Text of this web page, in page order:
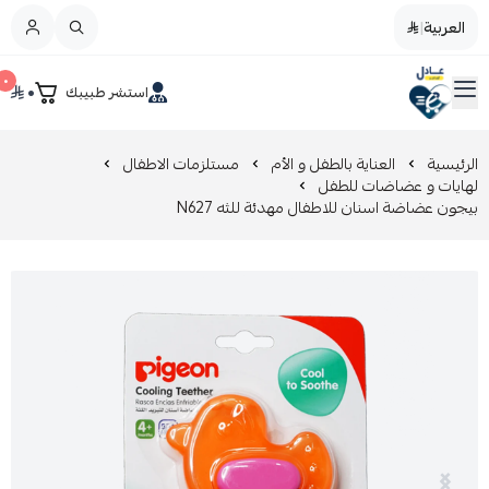
العربية|
صيدليات عادل استشر طبيبك ٠ ٠ القائمة الرئيسية
تخفيضات
المدونة
العناية بالجمال
مزيل طلاء الأظافر
العناية بالطفل و الأم
عرض الكل
العناية اليومية
الرئيسية العناية بالطفل و الأم مستلزمات الاطفال
لهايات و عضاضات للطفل
بيجون عضاضة اسنان للاطفال مهدئة للثه N627